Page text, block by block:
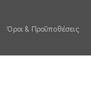
Όροι & Προϋποθέσεις